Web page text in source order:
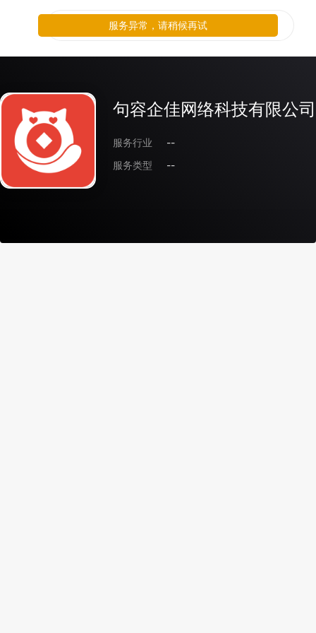
句容企佳网络科技有限公司
服务行业
--
服务类型
--
服务异常，请稍候再试